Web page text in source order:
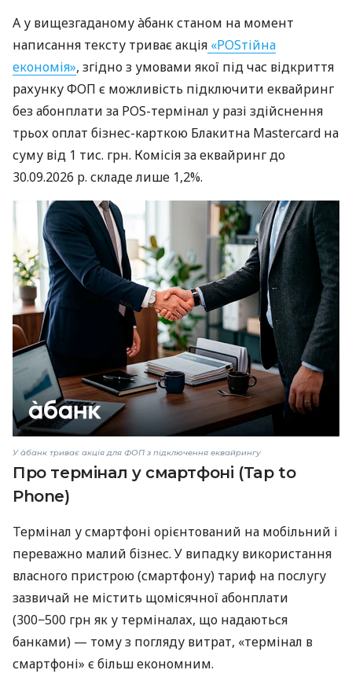
А у вищезгаданому àбанк станом на момент
написання тексту триває акція «POSтійна
економія», згідно з умовами якої під час відкриття
рахунку ФОП є можливість підключити еквайринг
без абонплати за POS-термінал у разі здійснення
трьох оплат бізнес-карткою Блакитна Mastercard на
суму від 1 тис. грн. Комісія за еквайринг до
30.09.2026 р. складе лише 1,2%.
У àбанк триває акція для ФОП з підключення еквайрингу
Про термінал у смартфоні (Tap to
Phone)
Термінал у смартфоні орієнтований на мобільний і
переважно малий бізнес. У випадку використання
власного пристрою (смартфону) тариф на послугу
зазвичай не містить щомісячної абонплати
(300−500 грн як у терміналах, що надаються
банками) — тому з погляду витрат, «термінал в
смартфоні» є більш економним.